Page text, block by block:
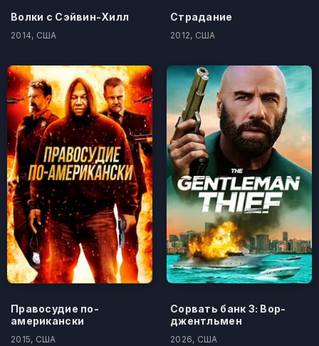
Волки с Сэйвин-Хилл
2014, США
Страдание
2012, США
Правосудие по-
американски
2015, США
Сорвать банк 3: Вор-
джентльмен
2026, США